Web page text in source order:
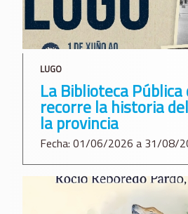
LUGO
La Biblioteca Pública
recorre la historia
la provincia
Fecha: 01/06/2026 a 31/08/